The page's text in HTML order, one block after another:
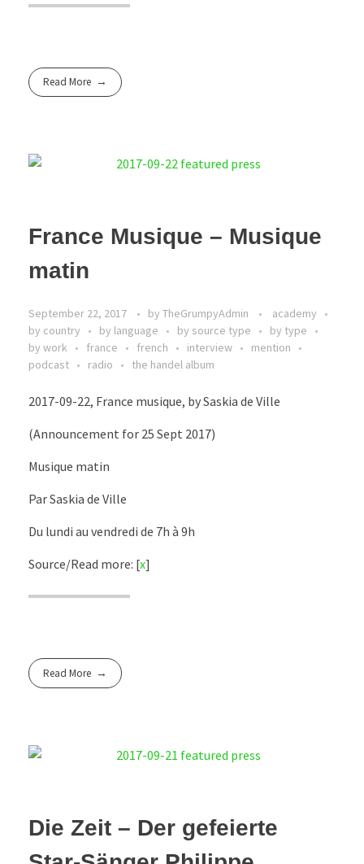
Read More
France Musique – Musique
matin
September 22, 2017 by TheGrumpyAdmin
academy
by country
by language by source type
by type
by work
france french interview
mention
podcast
radio the handel album
2017-09-22, France musique, by Saskia de Ville
(Announcement for 25 Sept 2017)
Musique matin
Par Saskia de Ville
Du lundi au vendredi de 7h à 9h
Source/Read more: [x]
Read More
Die Zeit – Der gefeierte